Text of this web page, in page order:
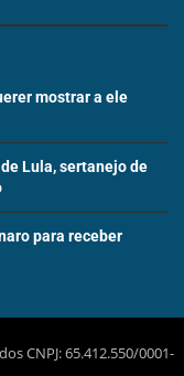
mostrar a ele
Lula, sertanejo de
para receber
CNPJ: 65.412.550/0001-